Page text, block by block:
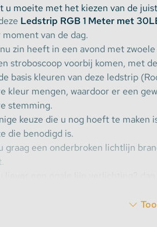
WLED Compatible
Batterijen
u moeite met het kiezen van de
Ledstrip RGB 1 Meter met
moment van de dag.
zin heeft in een avond met
stroboscoop voorbij komen, met
basis kleuren van deze ledstrip
kleur mengen, waardoor er een
stemming.
keuze die u nog hoeft te maken
die benodigd is.
graag een onderbroken lichtlijn
ledstrips zijn erg zuinig, deze strip